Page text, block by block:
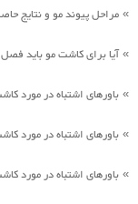
» مراحل پیوند مو و نتایج
»آیا برای کاشت مو باید
» باورهای اشتباه در مورد
» باورهای اشتباه در مورد
» باورهای اشتباه در مورد